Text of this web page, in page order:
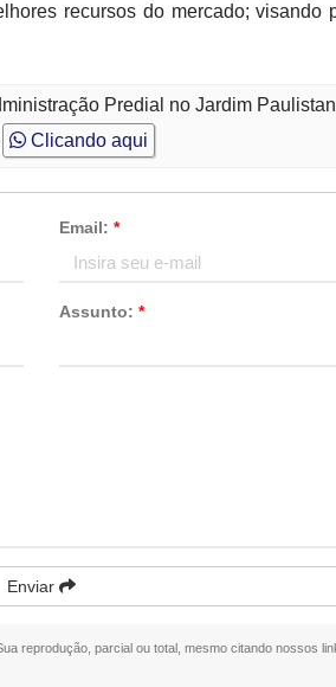
recursos do mercado; visando
Predial no Jardim
Clicando aqui
Email: *
Assunto: *
Enviar
reprodução, parcial ou total, mesmo citando nossos